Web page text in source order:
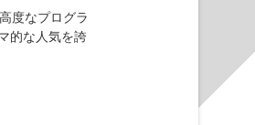
度なプログラ
的な人気を誇